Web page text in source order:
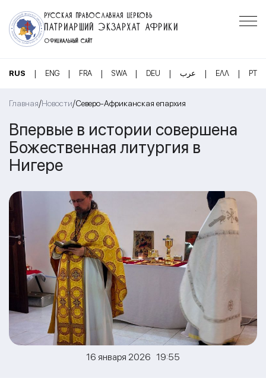
РУССКАЯ ПРАВОСЛАВНАЯ ЦЕРКОВЬ
ПАТРИАРШИЙ ЭКЗАРХАТ АФРИКИ
ОФИЦИАЛЬНЫЙ САЙТ
RUS | ENG | FRA | SWA | DEU | عرب | ΕΛΛ | PT
Главная/Новости/Северо-Африканская епархия
Впервые в истории совершена
Божественная литургия в
Нигере
16 января 2026 19:55